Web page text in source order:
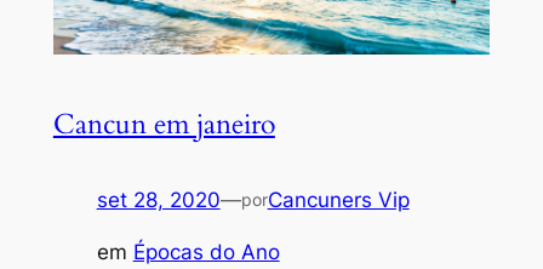
Cancun em janeiro
set 28, 2020—porCancuners Vip
em Épocas do Ano